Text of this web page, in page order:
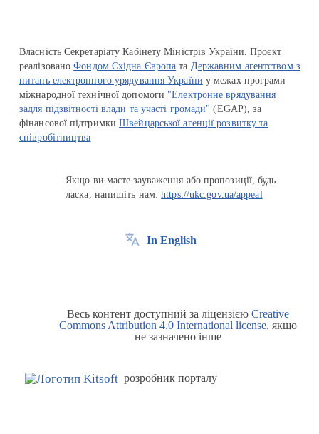
Власність Секретаріату Кабінету Міністрів України. Проєкт
реалізованоФондом Східна Європа та Державним агентством з
питань електронного урядування України у межах програми
міжнародної технічної допомоги "Електронне врядування
задля підзвітності влади та участі громади" (EGAP), за
фінансової підтримкиШвейцарської агенції розвитку та
співробітництва
Якщо ви маєте зауваження або пропозиції, будь
ласка, напишіть нам:https://ukc.gov.ua/appeal
In English
Весь контент доступний за ліцензією Creative
Commons Attribution 4.0 International license, якщо
не зазначено інше
розробник порталу